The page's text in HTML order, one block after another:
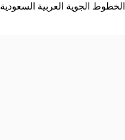
الخطوط الجوية العربية السعودية